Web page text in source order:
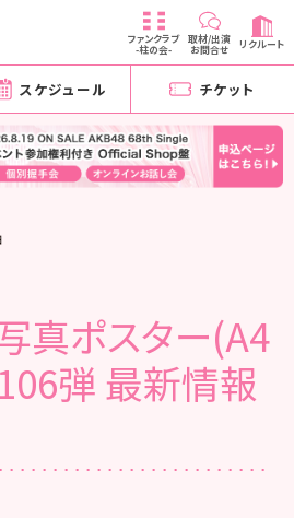
ファンクラブ
-柱の会-
取材/出演
お問合せ リクルート
スケジュール チケット
真ポスター(A4
弾 最新情報